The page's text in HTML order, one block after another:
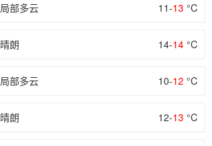
局部多云 11-13 °C
晴朗 14-14 °C
局部多云 10-12 °C
晴朗 12-13 °C